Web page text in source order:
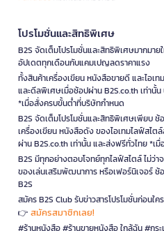
โปรโมชั่นและสิทธิพิเศษ
B2S จัดเต็มโปรโมชั่นและสิทธิพิเศษมากมา
อัปเดตทุกเดือนกับแคมเปญลดราคาแรง
ทั้งสินค้าเครื่องเขียน หนังสือขายดี และไอ
และดีลพิเศษเมื่อช้อปผ่าน B2S.co.th เท่านั้
*เมื่อสั่งครบขั้นต่ำที่บริษัทกำหนด
B2S จัดเต็มโปรโมชั่นและสิทธิพิเศษเพียบ
เครื่องเขียน หนังสือดัง ของไอเทมไลฟ์สไ
ผ่าน B2S.co.th เท่านั้น และส่งฟรีทั่วไทย *
B2S มีทุกอย่างตอบโจทย์ทุกไลฟ์สไตล์ ไม่ว่า
ของเล่นเสริมพัฒนาการ หรือเฟอร์นิเจอร์ ช้
B2S
สมัคร B2S Club รับข่าวสารโปรโมชั่นก่อนใ
👉 สมัครสมาชิกเลย!
#ร้านหนังสือ #ร้านขายหนังสือ ใกล้ฉัน #กร